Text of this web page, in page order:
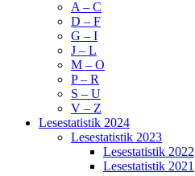
A – C
D – F
G – I
J – L
M – O
P – R
S – U
V – Z
Lesestatistik 2024
Lesestatistik 2023
Lesestatistik 2022
Lesestatistik 2021